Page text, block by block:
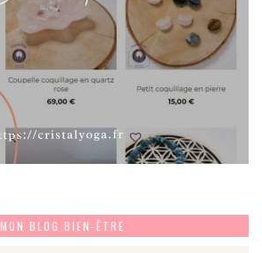
MON BLOG BIEN-ÊTRE